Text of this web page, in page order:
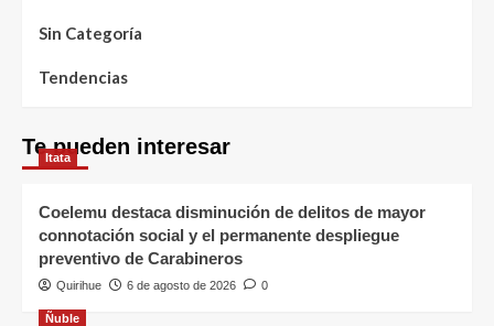
Sin Categoría
Tendencias
Te pueden interesar
Itata
Coelemu destaca disminución de delitos de mayor
connotación social y el permanente despliegue
preventivo de Carabineros
Quirihue 6 de agosto de 2026 0
Ñuble